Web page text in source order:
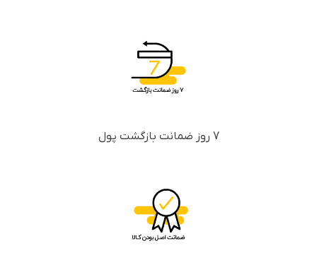
7 روز ضمانت بازگشت پول